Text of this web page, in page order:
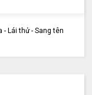
- Lái thử - Sang tên